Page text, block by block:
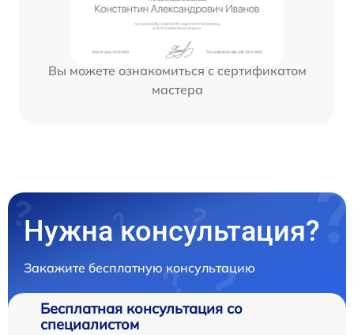
Вы можете ознакомиться с сертификатом
мастера
Нужна консультация?
Закажите бесплатную консультацию
Бесплатная консультация со
специалистом